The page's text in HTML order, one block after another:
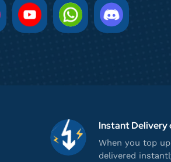
Instant Delivery
When you top
delivered